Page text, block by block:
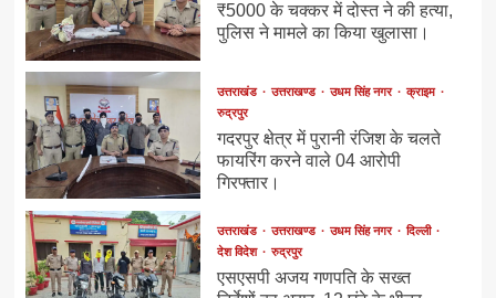
₹5000 के चक्कर में दोस्त ने की हत्या,
पुलिस ने मामले का किया खुलासा।
उत्तराखंड उत्तराखण्ड उधम सिंह नगर
क्राइम
रुद्रपुर
गदरपुर क्षेत्र में पुरानी रंजिश के चलते
फायरिंग करने वाले 04 आरोपी
गिरफ्तार।
उत्तराखंड उत्तराखण्ड उधम सिंह नगर
दिल्ली
देश विदेश
रुद्रपुर
एसएसपी अजय गणपति के सख्त